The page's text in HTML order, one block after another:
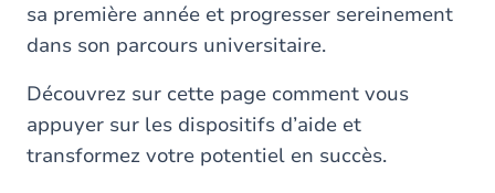
sa première année et progresser sereinement
dans son parcours universitaire.
Découvrez sur cette page comment vous
appuyer sur les dispositifs d’aide et
transformez votre potentiel en succès.